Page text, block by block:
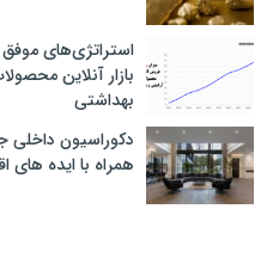
استراتژی‌های موفق
بازار آنلاین
بهداشتی
دکوراسیون
همراه با ایده های